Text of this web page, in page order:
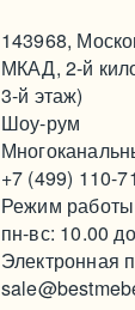
143968,
МКАД, 2-й
3-й этаж)
Шоу-рум
+7 (499) 110-
Режим работы
пн-вс: 10.00
Электронная